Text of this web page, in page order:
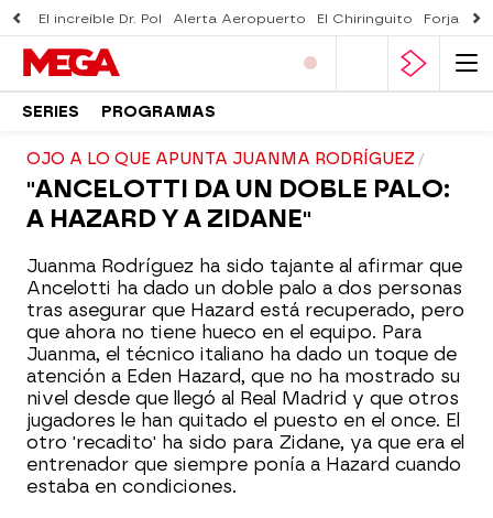
El increíble Dr. Pol Alerta Aeropuerto El Chiringuito Forjado
SERIES PROGRAMAS
OJO A LO QUE APUNTA JUANMA RODRÍGUEZ
"ANCELOTTI DA UN DOBLE PALO:
A HAZARD Y A ZIDANE"
Juanma Rodríguez ha sido tajante al afirmar que
Ancelotti ha dado un doble palo a dos personas
tras asegurar que Hazard está recuperado, pero
que ahora no tiene hueco en el equipo. Para
Juanma, el técnico italiano ha dado un toque de
atención a Eden Hazard, que no ha mostrado su
nivel desde que llegó al Real Madrid y que otros
jugadores le han quitado el puesto en el once. El
otro 'recadito' ha sido para Zidane, ya que era el
entrenador que siempre ponía a Hazard cuando
estaba en condiciones.